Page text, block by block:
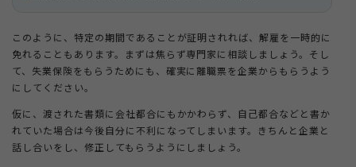
このように、特定の期間であることが証明されれば、解雇を一時的に
免れることもあります。まずは焦らず専門家に相談しましょう。そし
て、失業保険をもらうためにも、確実に離職票を企業からもらうよう
にしてください。
仮に、渡された書類に会社都合にもかかわらず、自己都合などと書か
れていた場合は今後自分に不利になってしまいます。きちんと企業と
話し合いをし、修正してもらうようにしましょう。